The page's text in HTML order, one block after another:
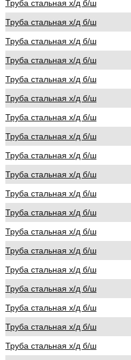
Труба стальная х/д б/ш
Труба стальная х/д б/ш
Труба стальная х/д б/ш
Труба стальная х/д б/ш
Труба стальная х/д б/ш
Труба стальная х/д б/ш
Труба стальная х/д б/ш
Труба стальная х/д б/ш
Труба стальная х/д б/ш
Труба стальная х/д б/ш
Труба стальная х/д б/ш
Труба стальная х/д б/ш
Труба стальная х/д б/ш
Труба стальная х/д б/ш
Труба стальная х/д б/ш
Труба стальная х/д б/ш
Труба стальная х/д б/ш
Труба стальная х/д б/ш
Труба стальная х/д б/ш